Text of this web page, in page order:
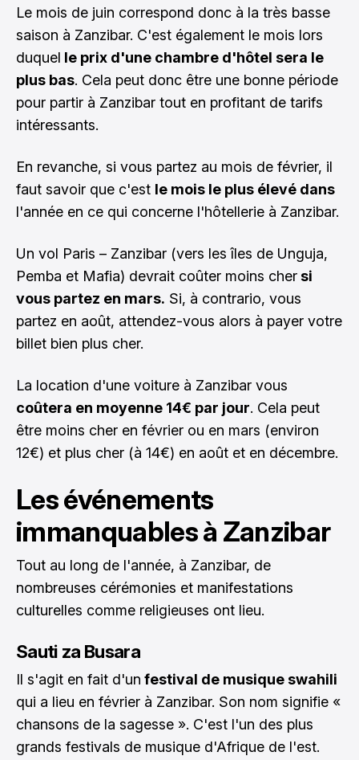
Le mois de juin correspond donc à la très basse
saison à Zanzibar. C'est également le mois lors
duquel le prix d'une chambre d'hôtel sera le
plus bas. Cela peut donc être une bonne période
pour partir à Zanzibar tout en profitant de tarifs
intéressants.
En revanche, si vous partez au mois de février, il
faut savoir que c'est le mois le plus élevé dans
l'année en ce qui concerne l'hôtellerie à Zanzibar.
Un vol Paris – Zanzibar (vers les îles de Unguja,
Pemba et Mafia) devrait coûter moins chersi
vous partez en mars. Si, à contrario, vous
partez en août, attendez-vous alors à payer votre
billet bien plus cher.
La location d'une voiture à Zanzibar vous
coûtera en moyenne 14€ par jour. Cela peut
être moins cher en février ou en mars (environ
12€) et plus cher (à 14€) en août et en décembre.
Les événements
immanquables à Zanzibar
Tout au long de l'année, à Zanzibar, de
nombreuses cérémonies et manifestations
culturelles comme religieuses ont lieu.
Sauti za Busara
Il s'agit en fait d'un festival de musique swahili
qui a lieu en février à Zanzibar. Son nom signifie «
chansons de la sagesse ». C'est l'un des plus
grands festivals de musique d'Afrique de l'est.